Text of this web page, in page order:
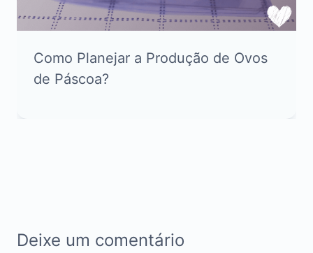
Como Planejar a Produção de Ovos
de Páscoa?
Deixe um comentário